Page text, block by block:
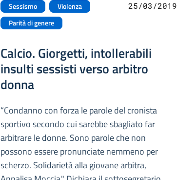
Sessismo
Violenza
Parità di genere
25/03/2019
Calcio. Giorgetti, intollerabili
insulti sessisti verso arbitro
donna
“Condanno con forza le parole del cronista
sportivo secondo cui sarebbe sbagliato far
arbitrare le donne. Sono parole che non
possono essere pronunciate nemmeno per
scherzo. Solidarietà alla giovane arbitra,